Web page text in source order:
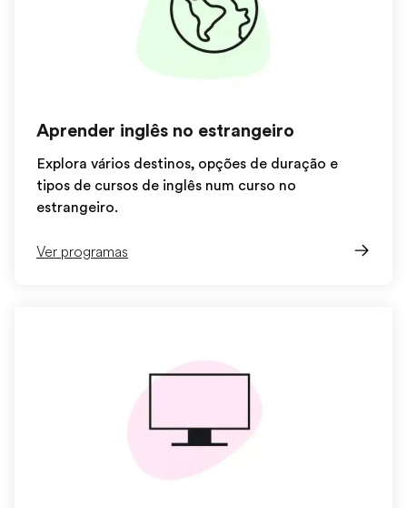
Aprender inglês no estrangeiro
Explora vários destinos, opções de duração e
tipos de cursos de inglês num curso no
estrangeiro.
Ver programas